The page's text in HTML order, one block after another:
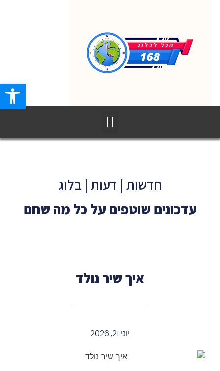
חדשות | דעות | בלוג
עדכונים שוטפים על כל מה שחם
איך שיר נולד
יוני 21, 2026
פתח